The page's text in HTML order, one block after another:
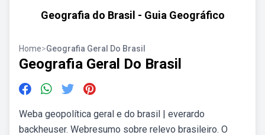
Geografia do Brasil - Guia Geográfico
Home>Geografia Geral Do Brasil
Geografia Geral Do Brasil
Weba geopolítica geral e do brasil | everardo
backheuser. Webresumo sobre relevo brasileiro. O